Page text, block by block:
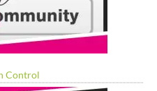
Control